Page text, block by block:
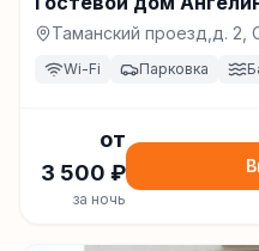
Таманский проезд,д. 2,
Wi-Fi Парковка
от
3 500 ₽
за ночь